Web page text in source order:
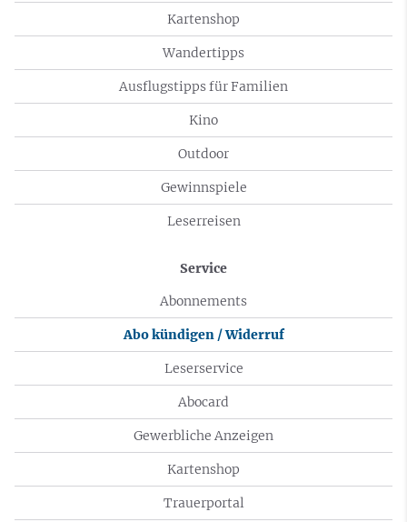
Kartenshop
Wandertipps
Ausflugstipps für Familien
Kino
Outdoor
Gewinnspiele
Leserreisen
Service
Abonnements
Abo kündigen / Widerruf
Leserservice
Abocard
Gewerbliche Anzeigen
Kartenshop
Trauerportal